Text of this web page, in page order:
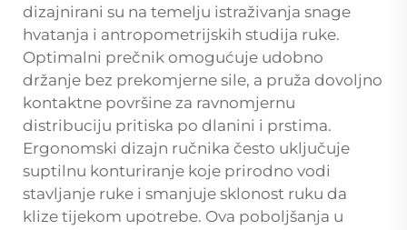
dizajnirani su na temelju istraživanja snage
hvatanja i antropometrijskih studija ruke.
Optimalni prečnik omogućuje udobno
držanje bez prekomjerne sile, a pruža dovoljno
kontaktne površine za ravnomjernu
distribuciju pritiska po dlanini i prstima.
Ergonomski dizajn ručnika često uključuje
suptilnu konturiranje koje prirodno vodi
stavljanje ruke i smanjuje sklonost ruku da
klize tijekom upotrebe. Ova poboljšanja u